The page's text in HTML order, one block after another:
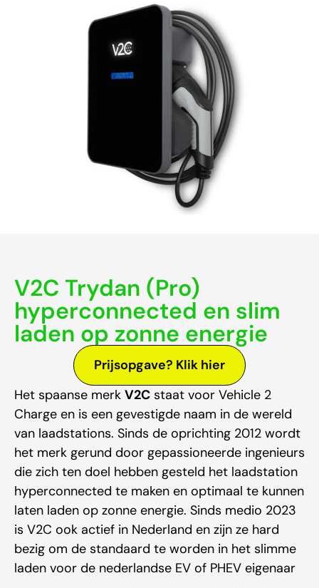
V2C Trydan (Pro)
hyperconnected en slim
laden op zonne energie
Prijsopgave? Klik hier
Het spaanse merk V2C staat voor Vehicle 2
Charge en is een gevestigde naam in de wereld
van laadstations. Sinds de oprichting 2012 wordt
het merk gerund door gepassioneerde ingenieurs
die zich ten doel hebben gesteld het laadstation
hyperconnected te maken en optimaal te kunnen
laten laden op zonne energie. Sinds medio 2023
is V2C ook actief in Nederland en zijn ze hard
bezig om de standaard te worden in het slimme
laden voor de nederlandse EV of PHEV eigenaar